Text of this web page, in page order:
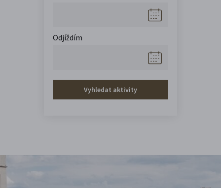
Odjíždím
Vyhledat aktivity